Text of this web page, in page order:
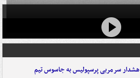
هشدار سرمربی پرسپولیس به جاسوس تیم